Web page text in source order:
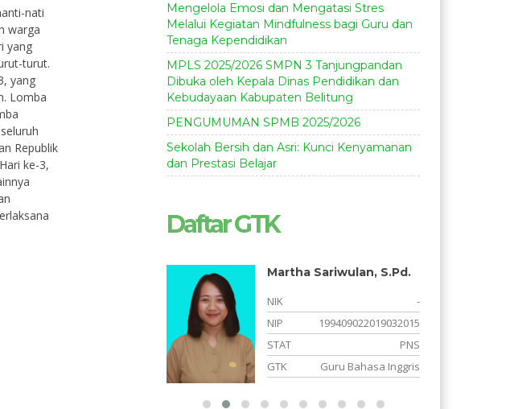
nati
warga
yang
turut.
yang
Lomba
Republik
ke-3,
peserta.
Mengelola Emosi dan Mengatasi Stres
Melalui Kegiatan Mindfulness bagi Guru dan
Tenaga Kependidikan
MPLS 2025/2026 SMPN 3 Tanjungpandan
Dibuka oleh Kepala Dinas Pendidikan dan
Kebudayaan Kabupaten Belitung
PENGUMUMAN SPMB 2025/2026
Sekolah Bersih dan Asri: Kunci Kenyamanan
dan Prestasi Belajar
Daftar GTK
Martha Sariwulan, S.Pd.
NIK
-
NIP
199409022019032015
STAT
PNS
GTK
Guru Bahasa Inggris